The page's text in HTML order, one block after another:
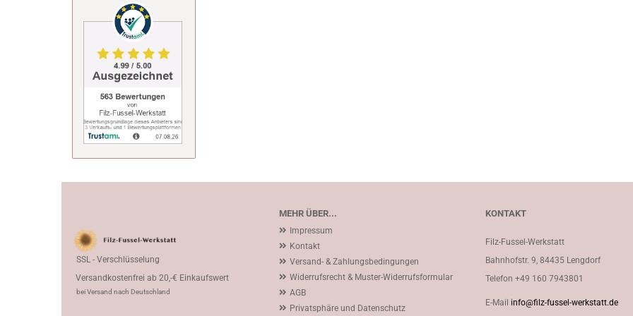
MEHR ÜBER...
Impressum
Kontakt
Versand- & Zahlungsbedingungen
Widerrufsrecht & Muster-Widerrufsformular
AGB
Privatsphäre und Datenschutz
KONTAKT
Filz-Fussel-Werkstatt
Bahnhofstr. 9, 84435 Lengdorf
Telefon +49 160 7943801
E-Mail info@filz-fussel-werkstatt.de
SSL - Verschlüsselung
Versandkostenfrei ab 20,-€ Einkaufswert
bei Versand nach Deutschland